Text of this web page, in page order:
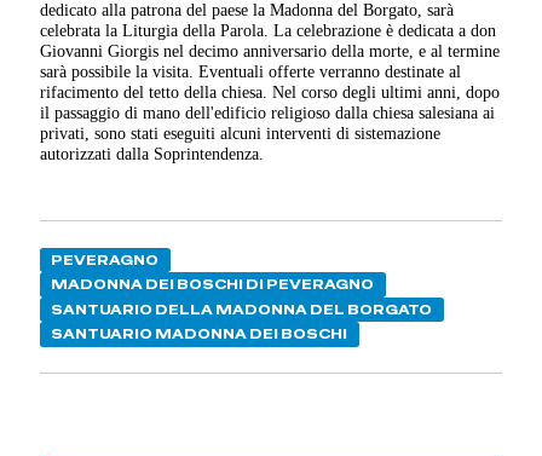
dedicato alla patrona del paese la Madonna del Borgato, sarà
celebrata la Liturgia della Parola. La celebrazione è dedicata a don
Giovanni Giorgis nel decimo anniversario della morte, e al termine
sarà possibile la visita. Eventuali offerte verranno destinate al
rifacimento del tetto della chiesa. Nel corso degli ultimi anni, dopo
il passaggio di mano dell'edificio religioso dalla chiesa salesiana ai
privati, sono stati eseguiti alcuni interventi di sistemazione
autorizzati dalla Soprintendenza.
PEVERAGNO
MADONNA DEI BOSCHI DI PEVERAGNO
SANTUARIO DELLA MADONNA DEL BORGATO
SANTUARIO MADONNA DEI BOSCHI